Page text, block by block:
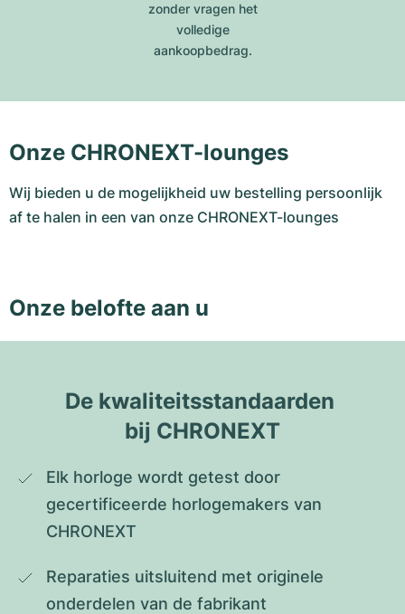
zonder vragen het
volledige
aankoopbedrag.
Onze CHRONEXT-lounges
Wij bieden u de mogelijkheid uw bestelling persoonlijk
af te halen in een van onze CHRONEXT-lounges
Onze belofte aan u
De kwaliteitsstandaarden
bij CHRONEXT
Elk horloge wordt getest door
gecertificeerde horlogemakers van
CHRONEXT
Reparaties uitsluitend met originele
onderdelen van de fabrikant